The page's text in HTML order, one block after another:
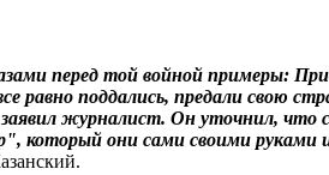
перед той войной примеры:
поддались, предали свою
журналист. Он уточнил, что
они сами своими руками